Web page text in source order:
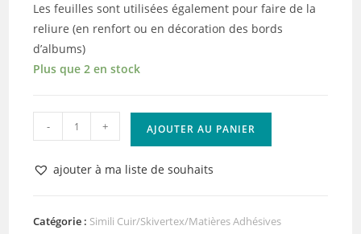
Les feuilles sont utilisées également pour faire de la
reliure (en renfort ou en décoration des bords
d’albums)
Plus que 2 en stock
quantité
de
Papier
Adhésif
- + AJOUTER AU PANIER
ajouter à ma liste de souhaits
Catégorie : Simili Cuir/Skivertex/Matières Adhésives